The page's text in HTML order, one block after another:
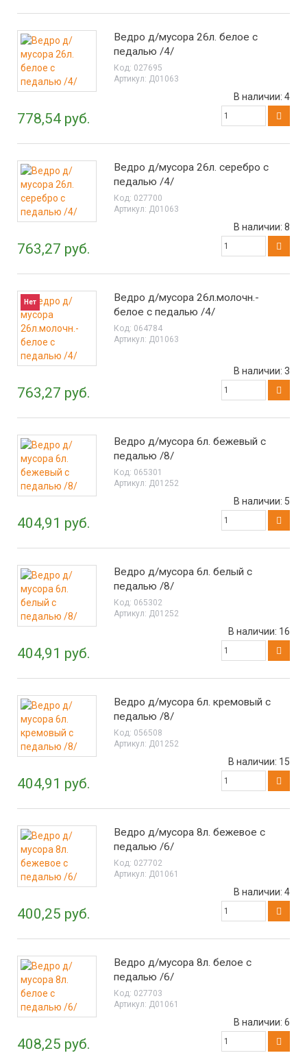
Ведро д/мусора 26л. белое с
педалью /4/
Код: 027695
Артикул: Д01063
778,54 руб.
В наличии: 4
Ведро д/мусора 26л. серебро с
педалью /4/
Код: 027700
Артикул: Д01063
763,27 руб.
В наличии: 8
Нет
Ведро д/мусора 26л.молочн.-
белое с педалью /4/
Код: 064784
Артикул: Д01063
763,27 руб.
В наличии: 3
Ведро д/мусора 6л. бежевый с
педалью /8/
Код: 065301
Артикул: Д01252
404,91 руб.
В наличии: 5
Ведро д/мусора 6л. белый с
педалью /8/
Код: 065302
Артикул: Д01252
404,91 руб.
В наличии: 16
Ведро д/мусора 6л. кремовый с
педалью /8/
Код: 056508
Артикул: Д01252
404,91 руб.
В наличии: 15
Ведро д/мусора 8л. бежевое с
педалью /6/
Код: 027702
Артикул: Д01061
400,25 руб.
В наличии: 4
Ведро д/мусора 8л. белое с
педалью /6/
Код: 027703
Артикул: Д01061
408,25 руб.
В наличии: 6